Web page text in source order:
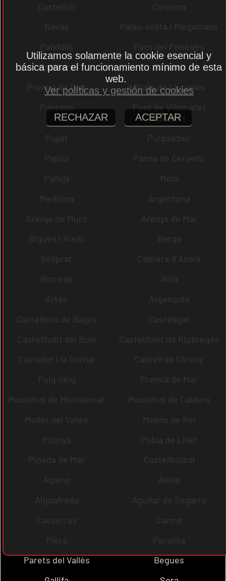
Castellcir
Cardona
Navas
Palau-solità i Plegamans
Palafolls
Pacs del Penedès
Rellinars
Rajadell
Premià de Dalt
Prats de Lluçanès
Pontons
Pont de Vilomara i
Rocafort
Pujalt
Puigdàlber
Papiol
Palma de Cervelló
Pallejà
Moià
Mediona
Argentona
Arenys de Munt
Arenys de Mar
Bigues i Riells
Berga
Bellprat
Cabrera d´Anoia
Borredà
Avià
Artés
Argençola
Castellnou de Bages
Castellgalí
Castellfullit del Boix
Castellfollit de Riubregós
Castellet i la Gornal
Castell de l´Areny
Puig-reig
Premià de Mar
Monistrol de Montserrat
Monistrol de Calders
Mollet del Vallès
Molins de Rei
Polinyà
Pobla de Lillet
Pineda de Mar
Castellbisbal
Alpens
Alella
Aiguafreda
Aguilar de Segarra
Casserres
Carme
Piera
Perafita
Parets del Vallès
Begues
Utilizamos solamente la cookie esencial y
básica para el funcionamiento mínimo de esta
web.
Ver políticas y gestión de cookies
RECHAZAR ACEPTAR